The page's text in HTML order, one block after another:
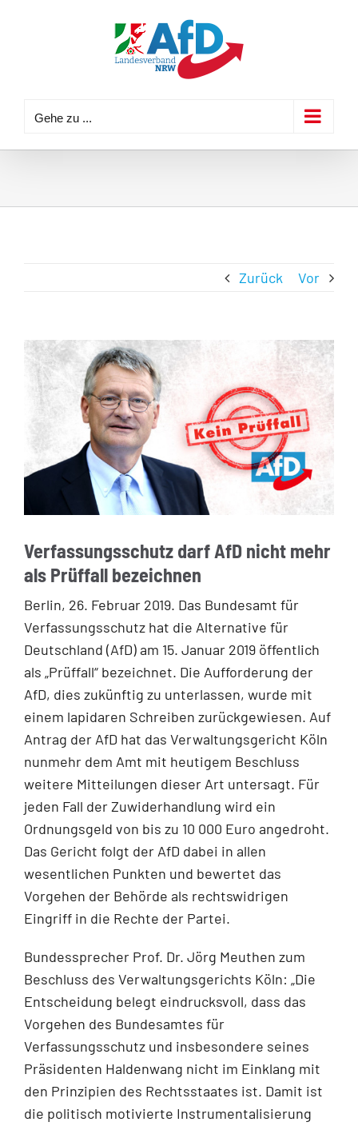
Gehe zu ...
Zurück Vor
Verfassungsschutz darf AfD nicht mehr
als Prüffall bezeichnen
Berlin, 26. Februar 2019. Das Bundesamt für
Verfassungsschutz hat die Alternative für
Deutschland (AfD) am 15. Januar 2019 öffentlich
als „Prüffall“ bezeichnet. Die Aufforderung der
AfD, dies zukünftig zu unterlassen, wurde mit
einem lapidaren Schreiben zurückgewiesen. Auf
Antrag der AfD hat das Verwaltungsgericht Köln
nunmehr dem Amt mit heutigem Beschluss
weitere Mitteilungen dieser Art untersagt. Für
jeden Fall der Zuwiderhandlung wird ein
Ordnungsgeld von bis zu 10 000 Euro angedroht.
Das Gericht folgt der AfD dabei in allen
wesentlichen Punkten und bewertet das
Vorgehen der Behörde als rechtswidrigen
Eingriff in die Rechte der Partei.
Bundessprecher Prof. Dr. Jörg Meuthen zum
Beschluss des Verwaltungsgerichts Köln: „Die
Entscheidung belegt eindrucksvoll, dass das
Vorgehen des Bundesamtes für
Verfassungsschutz und insbesondere seines
Präsidenten Haldenwang nicht im Einklang mit
den Prinzipien des Rechtsstaates ist. Damit ist
die politisch motivierte Instrumentalisierung